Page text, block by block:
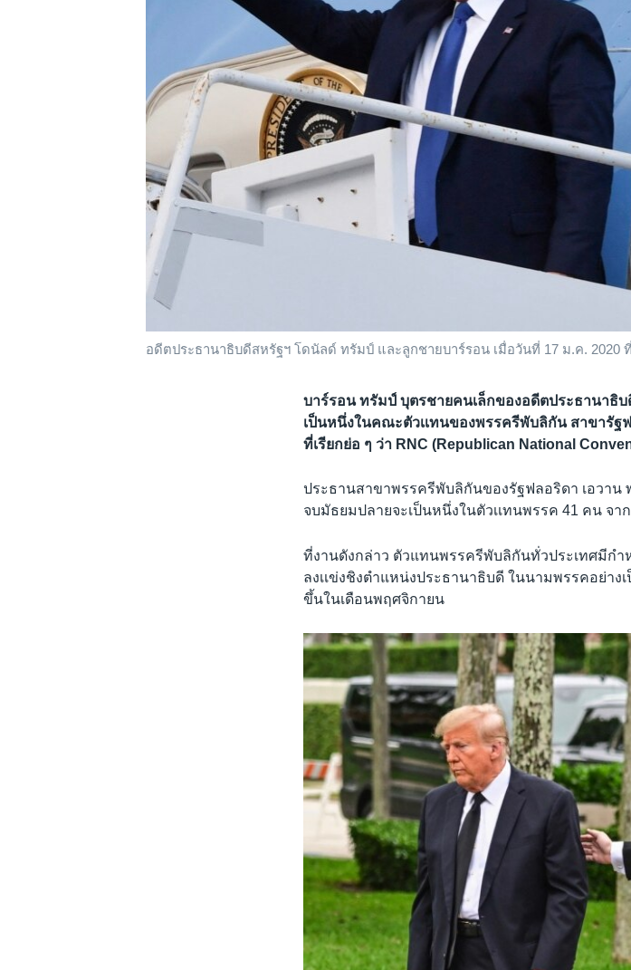
อดีตประธานาธิบดีสหรัฐฯ โดนัลด์ ทรัมป์ และลูกชายบาร์รอน เมื่อวันที่ 17 ม.ค. 2020
บาร์รอน ทรัมป์ บุตรชายคนเล็กของอดีตประธานาธิ
เป็นหนึ่งในคณะตัวเเทนของพรรครีพับลิกัน สาขารั
ที่เรียกย่อ ๆ ว่า RNC (Republican National
ประธานสาขาพรรครีพับลิกันของรัฐฟลอริดา เอวาน
จบมัธยมปลายจะเป็นหนึ่งในตัวเเทนพรรค 41 คน จา
ที่งานดังกล่าว ตัวแทนพรรครีพับลิกันทั่วประเทศมีก
ลงเเข่งชิงตำแหน่งประธานาธิบดี ในนามพรรคอย่าง
ขึ้นในเดือนพฤศจิกายน